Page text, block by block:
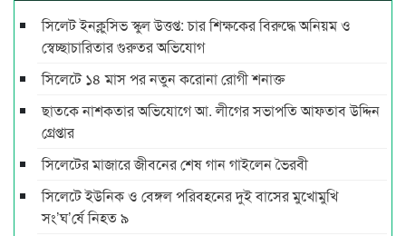
সিলেট ইনক্লুসিভ স্কুল উত্তপ্ত: চার শিক্ষকের বিরুদ্ধে অনিয়ম ও
স্বেচ্ছাচারিতার গুরুতর অভিযোগ
সিলেটে ১৪ মাস পর নতুন করোনা রোগী শনাক্ত
ছাতকে নাশকতার অভিযোগে আ. লীগের সভাপ‌তি আফতাব উদ্দিন
গ্রেপ্তার
সিলেটের মাজারে জীবনের শেষ গান গাইলেন ভৈরবী
সিলেটে ইউনিক ও বেঙ্গল পরিবহনের দুই বাসের মুখোমুখি
সং’ঘ’র্ষে নিহত ৯